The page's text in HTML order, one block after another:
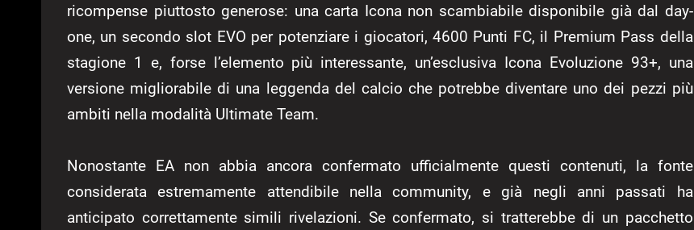
ricompense piuttosto generose: una carta Icona non scambiabile disponibile già dal day-
one, un secondo slot EVO per potenziare i giocatori, 4600 Punti FC, il Premium Pass della
stagione 1 e, forse l’elemento più interessante, un’esclusiva Icona Evoluzione 93+, una
versione migliorabile di una leggenda del calcio che potrebbe diventare uno dei pezzi più
ambiti nella modalità Ultimate Team.
Nonostante EA non abbia ancora confermato ufficialmente questi contenuti, la fonte
considerata estremamente attendibile nella community, e già negli anni passati ha
anticipato correttamente simili rivelazioni. Se confermato, si tratterebbe di un pacchetto